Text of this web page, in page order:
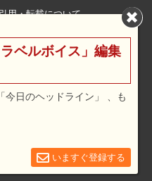
用・転載について
利用規約
広告メニュー・料金
ベルボイス」編集
今日のヘッドライン」 、も
いますぐ登録する